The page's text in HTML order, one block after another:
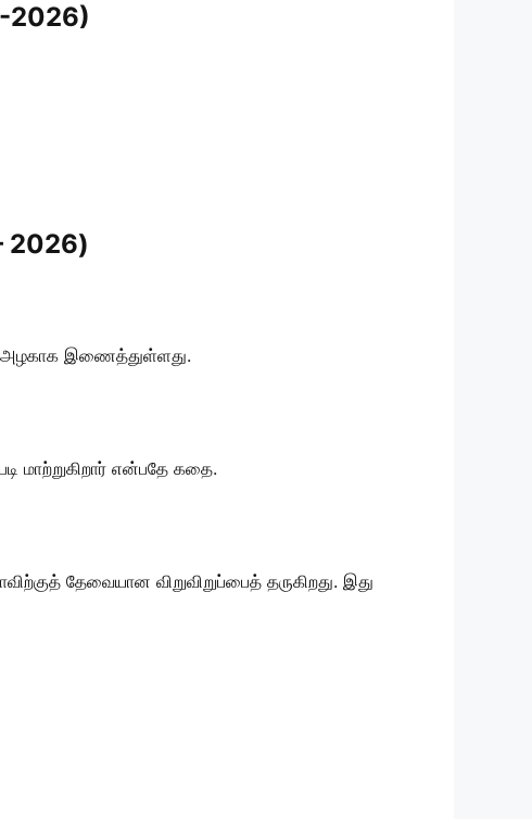
2026)
2026)
அழகாக இணைத்துள்ளது.
மாற்றுகிறார் என்பதே கதை.
தேவையான விறுவிறுப்பைத் தருகிறது. இது